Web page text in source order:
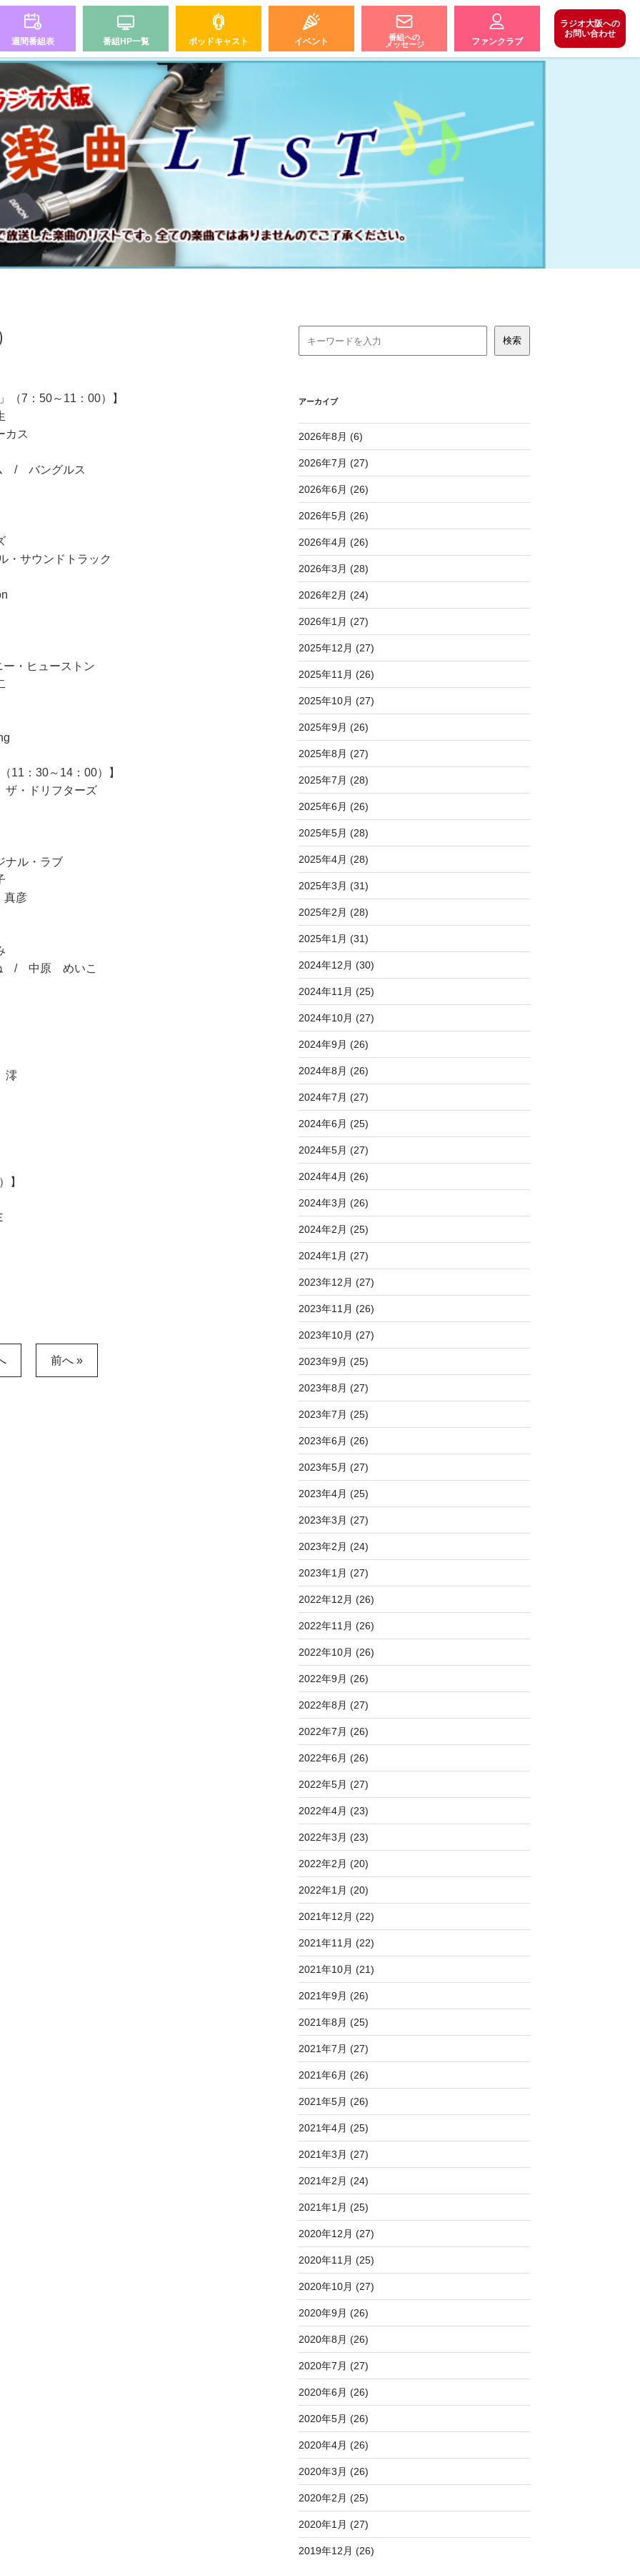
週間番組表 番組HP一覧 ポッドキャスト イベント
番組への
メッセージ
ファンクラブ
ラジオ大阪への
お問い合わせ
（7：50～11：00）】
ス
/ バングルス
サウンドトラック
・ヒューストン
11：30～14：00）】
・ドリフターズ
ル・ラブ
彦
/ 中原 めいこ
澪
】
前へ »
アーカイブ
2026年8月 (6)
2026年7月 (27)
2026年6月 (26)
2026年5月 (26)
2026年4月 (26)
2026年3月 (28)
2026年2月 (24)
2026年1月 (27)
2025年12月 (27)
2025年11月 (26)
2025年10月 (27)
2025年9月 (26)
2025年8月 (27)
2025年7月 (28)
2025年6月 (26)
2025年5月 (28)
2025年4月 (28)
2025年3月 (31)
2025年2月 (28)
2025年1月 (31)
2024年12月 (30)
2024年11月 (25)
2024年10月 (27)
2024年9月 (26)
2024年8月 (26)
2024年7月 (27)
2024年6月 (25)
2024年5月 (27)
2024年4月 (26)
2024年3月 (26)
2024年2月 (25)
2024年1月 (27)
2023年12月 (27)
2023年11月 (26)
2023年10月 (27)
2023年9月 (25)
2023年8月 (27)
2023年7月 (25)
2023年6月 (26)
2023年5月 (27)
2023年4月 (25)
2023年3月 (27)
2023年2月 (24)
2023年1月 (27)
2022年12月 (26)
2022年11月 (26)
2022年10月 (26)
2022年9月 (26)
2022年8月 (27)
2022年7月 (26)
2022年6月 (26)
2022年5月 (27)
2022年4月 (23)
2022年3月 (23)
2022年2月 (20)
2022年1月 (20)
2021年12月 (22)
2021年11月 (22)
2021年10月 (21)
2021年9月 (26)
2021年8月 (25)
2021年7月 (27)
2021年6月 (26)
2021年5月 (26)
2021年4月 (25)
2021年3月 (27)
2021年2月 (24)
2021年1月 (25)
2020年12月 (27)
2020年11月 (25)
2020年10月 (27)
2020年9月 (26)
2020年8月 (26)
2020年7月 (27)
2020年6月 (26)
2020年5月 (26)
2020年4月 (26)
2020年3月 (26)
2020年2月 (25)
2020年1月 (27)
2019年12月 (26)